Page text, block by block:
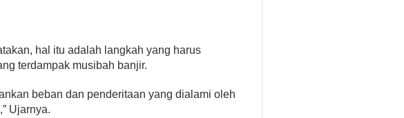
hal itu adalah langkah yang harus
terdampak musibah banjir.
beban dan penderitaan yang dialami oleh
Ujarnya.